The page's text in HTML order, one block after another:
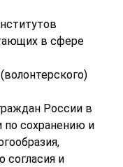
в сфере
России в
по сохранению и
согласия и